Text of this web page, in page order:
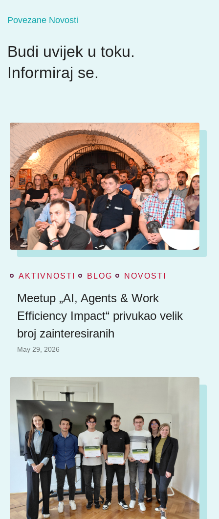
Povezane Novosti
Budi uvijek u toku.
Informiraj se.
AKTIVNOSTI BLOG NOVOSTI
Meetup „AI, Agents & Work
Efficiency Impact“ privukao velik
broj zainteresiranih
May 29, 2026